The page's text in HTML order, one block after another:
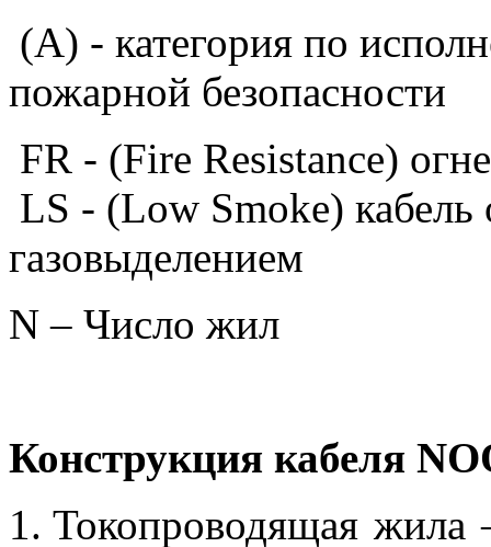
(А) - категория по
пожарной безопасности
FR - (Fire Resistance)
LS - (Low Smoke)
газовыделением
N – Число жил
Конструкция кабеля
Токопроводящая жила